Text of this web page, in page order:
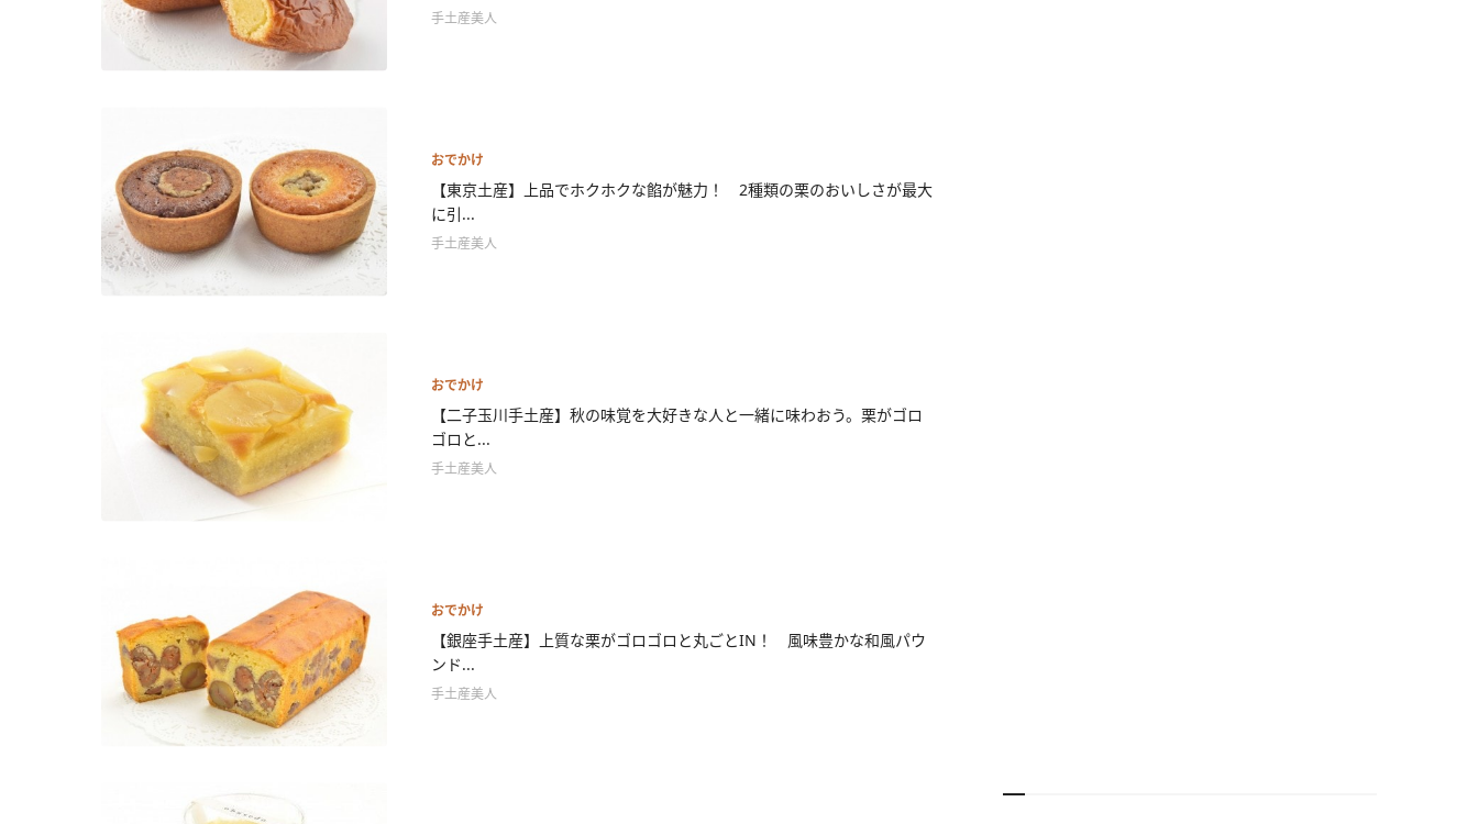
手土産美人
おでかけ
【東京土産】上品でホクホクな餡が魅力！ 2種類の栗のおいしさが最大
に引...
手土産美人
おでかけ
【二子玉川手土産】秋の味覚を大好きな人と一緒に味わおう。栗がゴロ
ゴロと...
手土産美人
おでかけ
【銀座手土産】上質な栗がゴロゴロと丸ごとIN！ 風味豊かな和風パウ
ンド...
手土産美人